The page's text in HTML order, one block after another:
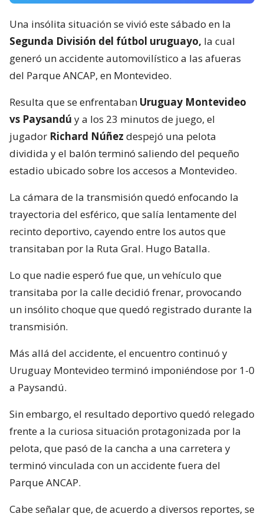
Una insólita situación se vivió este sábado en la
Segunda División del fútbol uruguayo, la cual
generó un accidente automovilístico a las afueras
del Parque ANCAP, en Montevideo.
Resulta que se enfrentaban Uruguay Montevideo
vs Paysandú y a los 23 minutos de juego, el
jugador Richard Núñez despejó una pelota
dividida y el balón terminó saliendo del pequeño
estadio ubicado sobre los accesos a Montevideo.
La cámara de la transmisión quedó enfocando la
trayectoria del esférico, que salía lentamente del
recinto deportivo, cayendo entre los autos que
transitaban por la Ruta Gral. Hugo Batalla.
Lo que nadie esperó fue que, un vehículo que
transitaba por la calle decidió frenar, provocando
un insólito choque que quedó registrado durante la
transmisión.
Más allá del accidente, el encuentro continuó y
Uruguay Montevideo terminó imponiéndose por 1-0
a Paysandú.
Sin embargo, el resultado deportivo quedó relegado
frente a la curiosa situación protagonizada por la
pelota, que pasó de la cancha a una carretera y
terminó vinculada con un accidente fuera del
Parque ANCAP.
Cabe señalar que, de acuerdo a diversos reportes, se